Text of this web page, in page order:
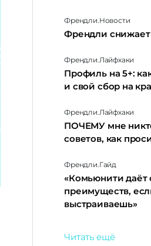
Френдли.Новости
Френдли
Френдли.Лайфхаки
Профиль на 5+:
и свой сбор на
Френдли.Лайфхаки
ПОЧЕМУ мне
советов, как
Френдли.Гайд
«Комьюнити даёт
преимуществ,
выстраиваешь»
Читать ещё